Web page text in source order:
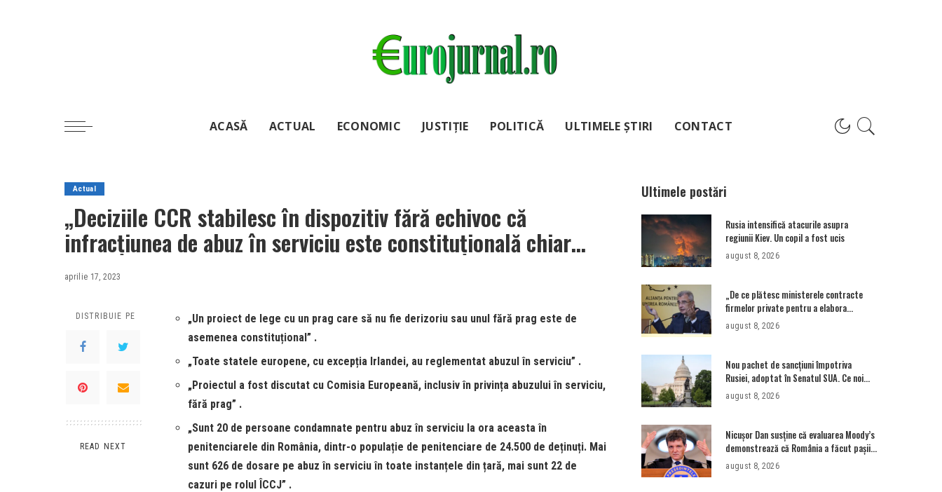
ACASĂ ACTUAL ECONOMIC JUSTIȚIE POLITICĂ ULTIMELE ȘTIRI CONTACT
Actual
„Deciziile CCR stabilesc în dispozitiv fără echivoc că
infracțiunea de abuz în serviciu este constituțională chiar
dacă n-are un prag”
aprilie 17, 2023
DISTRIBUIE PE
READ NEXT
„Un proiect de lege cu un prag care să nu fie derizoriu sau unul fără prag este de
asemenea constituțional” .
„Toate statele europene, cu excepția Irlandei, au reglementat abuzul în serviciu” .
„Proiectul a fost discutat cu Comisia Europeană, inclusiv în privința abuzului în serviciu,
fără prag” .
„Sunt 20 de persoane condamnate pentru abuz în serviciu la ora aceasta în
penitenciarele din România, dintr-o populație de penitenciare de 24.500 de deținuți. Mai
sunt 626 de dosare pe abuz în serviciu în toate instanțele din țară, mai sunt 22 de
cazuri pe rolul ÎCCJ” .
Ultimele postări
Rusia intensifică atacurile asupra
regiunii Kiev. Un copil a fost ucis
august 8, 2026
„De ce plătesc ministerele contracte
firmelor private pentru a elabora
strategii care reprezintă îndatorirea
angajaților din minister?”
august 8, 2026
Nou pachet de sancțiuni împotriva
Rusiei, adoptat în Senatul SUA. Ce noi
probleme ar putea avea Putin? •
Newsweek România
august 8, 2026
Nicușor Dan susține că evaluarea Moody’s
demonstrează că România a făcut pașii
necesari pentru a menține încrederea
investitorilor: „Totuși, perspectiva
august 8, 2026